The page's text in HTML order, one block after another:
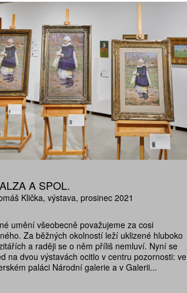
A SPOL.
Klička výstava prosinec 2021
umění všeobecně považujeme za cosi
Za běžných okolností leží uklizené hluboko
a raději se o něm příliš nemluví. Nyní se
na dvou výstavách ocitlo v centru pozornosti: ve
paláci Národní galerie a v Galerii...
ČÍSEL